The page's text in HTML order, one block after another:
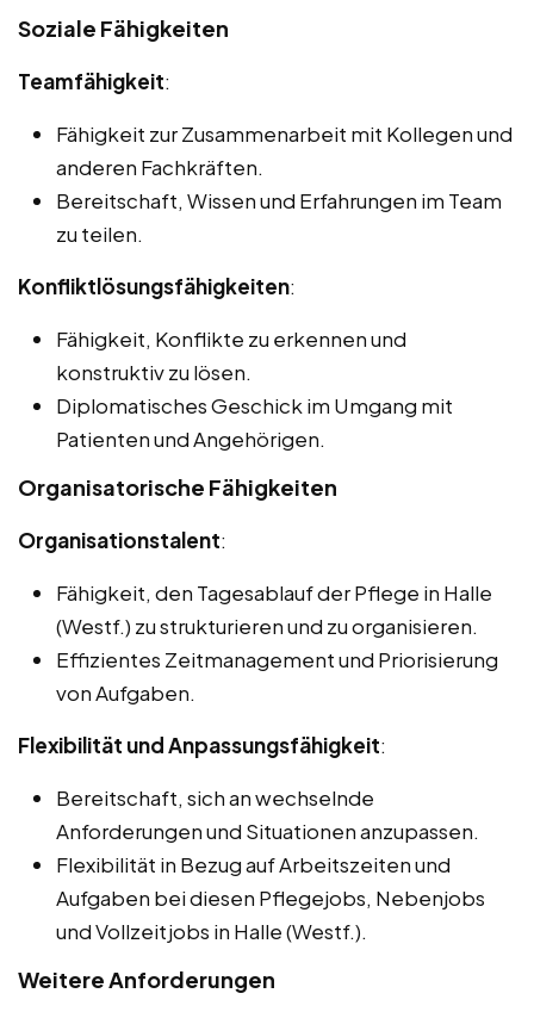
Soziale Fähigkeiten
Teamfähigkeit:
Fähigkeit zur Zusammenarbeit mit Kollegen und
anderen Fachkräften.
Bereitschaft, Wissen und Erfahrungen im Team
zu teilen.
Konfliktlösungsfähigkeiten:
Fähigkeit, Konflikte zu erkennen und
konstruktiv zu lösen.
Diplomatisches Geschick im Umgang mit
Patienten und Angehörigen.
Organisatorische Fähigkeiten
Organisationstalent:
Fähigkeit, den Tagesablauf der Pflege in Halle
(Westf.) zu strukturieren und zu organisieren.
Effizientes Zeitmanagement und Priorisierung
von Aufgaben.
Flexibilität und Anpassungsfähigkeit:
Bereitschaft, sich an wechselnde
Anforderungen und Situationen anzupassen.
Flexibilität in Bezug auf Arbeitszeiten und
Aufgaben bei diesen Pflegejobs, Nebenjobs
und Vollzeitjobs in Halle (Westf.).
Weitere Anforderungen